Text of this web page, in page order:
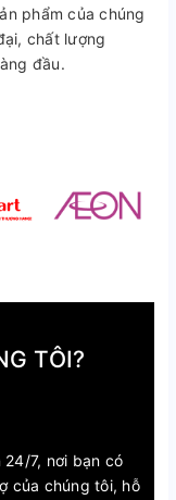
phẩm của chúng
chất lượng
đầu.
TÔI?
7, nơi bạn có
của chúng tôi, hỗ